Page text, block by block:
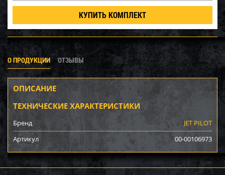
КУПИТЬ КОМПЛЕКТ
О ПРОДУКЦИИ ОТЗЫВЫ
ОПИСАНИЕ
ТЕХНИЧЕСКИЕ ХАРАКТЕРИСТИКИ
Бренд
JET PILOT
Артикул
00-00106973